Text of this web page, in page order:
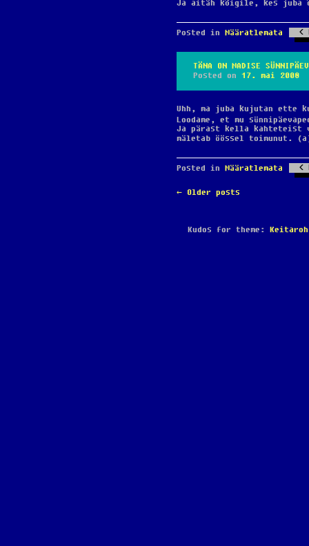
Ja aitäh kõigile, kes juba
Posted in Määratlemata
TÄNA ON MADISE
Posted on 17. mai 2008
Uhh, ma juba kujutan ette
Loodame, et mu
Ja pärast kella kahteteist
mäletab öössel toimunut.
Posted in Määratlemata
POST
← Older posts
Kudos for theme: